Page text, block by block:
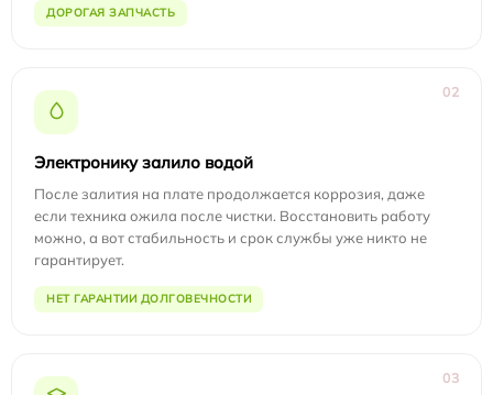
ДОРОГАЯ ЗАПЧАСТЬ
02
Электронику залило водой
После залития на плате продолжается коррозия, даже
если техника ожила после чистки. Восстановить работу
можно, а вот стабильность и срок службы уже никто не
гарантирует.
НЕТ ГАРАНТИИ ДОЛГОВЕЧНОСТИ
03